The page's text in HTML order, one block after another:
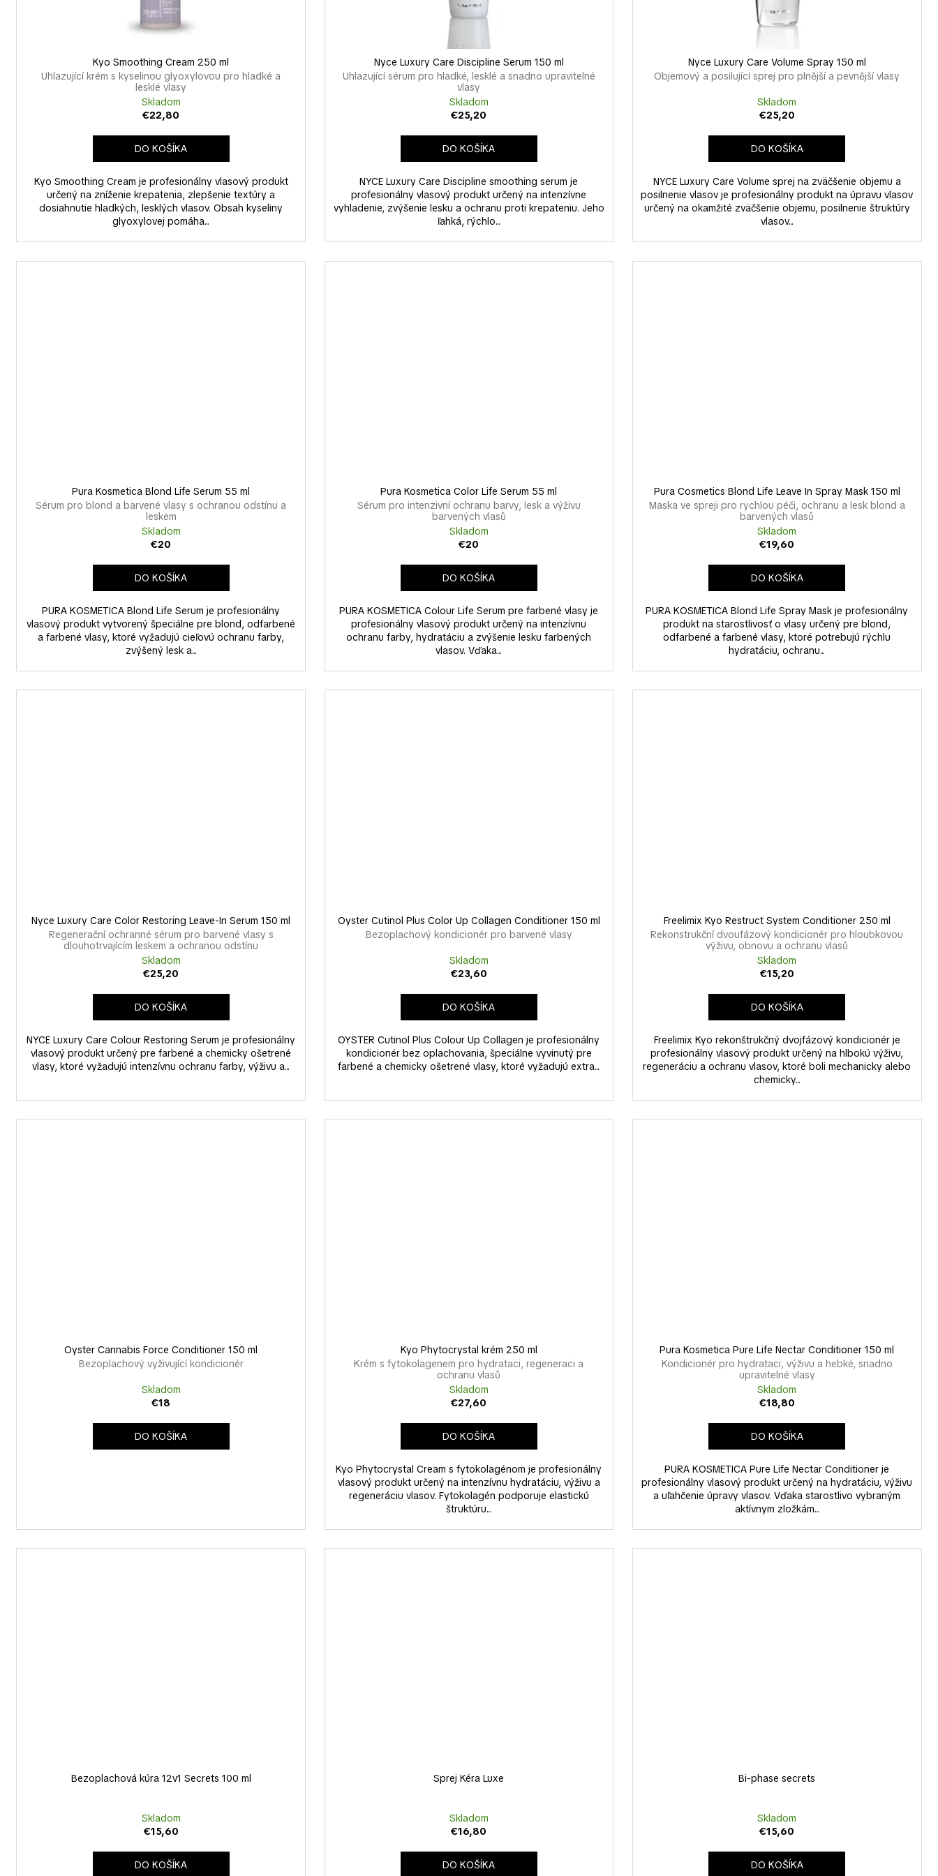
Kyo Smoothing Cream 250 ml
Uhlazující krém s kyselinou glyoxylovou pro hladké a
lesklé vlasy
Skladom
€22,80
DO KOŠÍKA
Kyo Smoothing Cream je profesionálny vlasový produkt
určený na zníženie krepatenia, zlepšenie textúry a
dosiahnutie hladkých, lesklých vlasov. Obsah kyseliny
glyoxylovej pomáha...
Nyce Luxury Care Discipline Serum 150 ml
Uhlazující sérum pro hladké, lesklé a snadno upravitelné
vlasy
Skladom
€25,20
DO KOŠÍKA
NYCE Luxury Care Discipline smoothing serum je
profesionálny vlasový produkt určený na intenzívne
vyhladenie, zvýšenie lesku a ochranu proti krepateniu. Jeho
ľahká, rýchlo...
Nyce Luxury Care Volume Spray 150 ml
Objemový a posilující sprej pro plnější a pevnější vlasy
Skladom
€25,20
DO KOŠÍKA
NYCE Luxury Care Volume sprej na zväčšenie objemu a
posilnenie vlasov je profesionálny produkt na úpravu vlasov
určený na okamžité zväčšenie objemu, posilnenie štruktúry
vlasov...
Pura Kosmetica Blond Life Serum 55 ml
Sérum pro blond a barvené vlasy s ochranou odstínu a
leskem
Skladom
€20
DO KOŠÍKA
PURA KOSMETICA Blond Life Serum je profesionálny
vlasový produkt vytvorený špeciálne pre blond, odfarbené
a farbené vlasy, ktoré vyžadujú cieľovú ochranu farby,
zvýšený lesk a...
Pura Kosmetica Color Life Serum 55 ml
Sérum pro intenzivní ochranu barvy, lesk a výživu
barvených vlasů
Skladom
€20
DO KOŠÍKA
PURA KOSMETICA Colour Life Serum pre farbené vlasy je
profesionálny vlasový produkt určený na intenzívnu
ochranu farby, hydratáciu a zvýšenie lesku farbených
vlasov. Vďaka...
Pura Cosmetics Blond Life Leave In Spray Mask 150 ml
Maska ve spreji pro rychlou péči, ochranu a lesk blond a
barvených vlasů
Skladom
€19,60
DO KOŠÍKA
PURA KOSMETICA Blond Life Spray Mask je profesionálny
produkt na starostlivosť o vlasy určený pre blond,
odfarbené a farbené vlasy, ktoré potrebujú rýchlu
hydratáciu, ochranu...
Nyce Luxury Care Color Restoring Leave-In Serum 150 ml
Regenerační ochranné sérum pro barvené vlasy s
dlouhotrvajícím leskem a ochranou odstínu
Skladom
€25,20
DO KOŠÍKA
NYCE Luxury Care Colour Restoring Serum je profesionálny
vlasový produkt určený pre farbené a chemicky ošetrené
vlasy, ktoré vyžadujú intenzívnu ochranu farby, výživu a...
Oyster Cutinol Plus Color Up Collagen Conditioner 150 ml
Bezoplachový kondicionér pro barvené vlasy
Skladom
€23,60
DO KOŠÍKA
OYSTER Cutinol Plus Colour Up Collagen je profesionálny
kondicionér bez oplachovania, špeciálne vyvinutý pre
farbené a chemicky ošetrené vlasy, ktoré vyžadujú extra...
Freelimix Kyo Restruct System Conditioner 250 ml
Rekonstrukční dvoufázový kondicionér pro hloubkovou
výživu, obnovu a ochranu vlasů
Skladom
€15,20
DO KOŠÍKA
Freelimix Kyo rekonštrukčný dvojfázový kondicionér je
profesionálny vlasový produkt určený na hlbokú výživu,
regeneráciu a ochranu vlasov, ktoré boli mechanicky alebo
chemicky...
Oyster Cannabis Force Conditioner 150 ml
Bezoplachový vyživující kondicionér
Skladom
€18
DO KOŠÍKA
Kyo Phytocrystal krém 250 ml
Krém s fytokolagenem pro hydrataci, regeneraci a
ochranu vlasů
Skladom
€27,60
DO KOŠÍKA
Kyo Phytocrystal Cream s fytokolagénom je profesionálny
vlasový produkt určený na intenzívnu hydratáciu, výživu a
regeneráciu vlasov. Fytokolagén podporuje elastickú
štruktúru...
Pura Kosmetica Pure Life Nectar Conditioner 150 ml
Kondicionér pro hydrataci, výživu a hebké, snadno
upravitelné vlasy
Skladom
€18,80
DO KOŠÍKA
PURA KOSMETICA Pure Life Nectar Conditioner je
profesionálny vlasový produkt určený na hydratáciu, výživu
a uľahčenie úpravy vlasov. Vďaka starostlivo vybraným
aktívnym zložkám...
Bezoplachová kúra 12v1 Secrets 100 ml
Skladom
€15,60
DO KOŠÍKA
Sprej Kéra Luxe
Skladom
€16,80
DO KOŠÍKA
Bi-phase secrets
Skladom
€15,60
DO KOŠÍKA